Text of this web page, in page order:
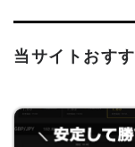
当サイトおす